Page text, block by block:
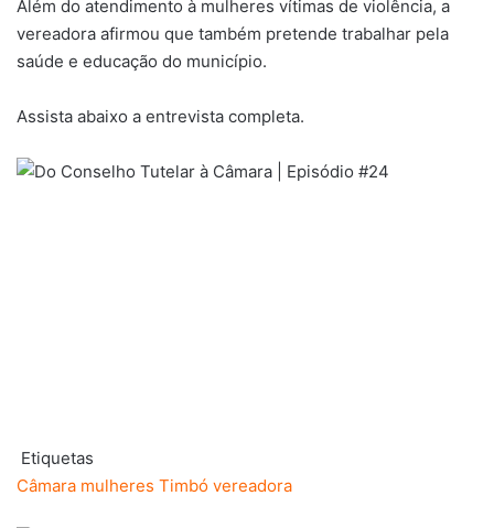
Além do atendimento à mulheres vítimas de violência, a
vereadora afirmou que também pretende trabalhar pela
saúde e educação do município.
Assista abaixo a entrevista completa.
Etiquetas
Câmara mulheres Timbó vereadora